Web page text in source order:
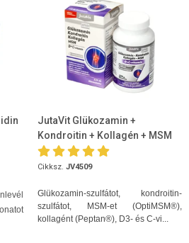
JutaVit Glükozamin +
Kondroitin + Kollagén + MSM
D+C vitamin 120db tabletta
Cikksz. JV4509
Glükozamin-szulfátot, kondroitin-
szulfátot, MSM-et (OptiMSM®),
kollagént (Peptan®), D3- és C-vi...